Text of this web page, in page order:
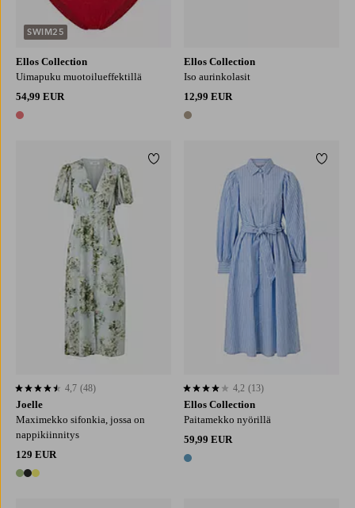
Ellos Collection
Uimapuku muotoilueffektillä
54,99 EUR
1 väri
SWIM25
Ellos Collection
Iso aurinkolasit
12,99 EUR
1 väri
Joelle
Maximekko sifonkia, jossa on
nappikiinnitys
129 EUR
3 värejä
4,7 perustuen 48 arvosanaan
4,7 (48)
Lisää suosikkeihin
Ellos Collection
Paitamekko nyörillä
59,99 EUR
1 väri
4,2 perustuen 13 arvosanaan
4,2 (13)
Lisää
XL